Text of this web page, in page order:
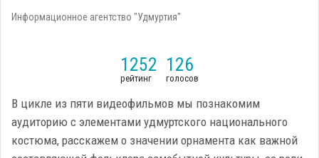
Информационное агентство "Удмуртия"
1252
рейтинг
126
голосов
В цикле из пяти видеофильмов мы познакомим
аудиторию с элементами удмуртского национального
костюма, расскажем о значении орнамента как важной